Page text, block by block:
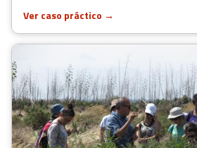
Ver caso práctico →